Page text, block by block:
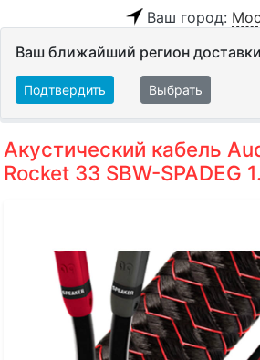
Ваш город:
Ваш ближайший регион
Подтвердить Выбрать
Акустический кабель
Rocket 33 SBW-SPADEG